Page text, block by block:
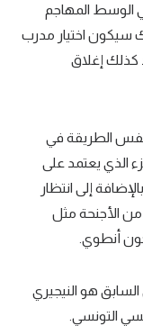
الوسط المهاجم
سيكون اختيار مدرب
كذلك إغلاق
يلعبون بنفس الطريقة في
الذي يعتمد على
إلى انتظار
من الأجنحة مثل
أنطوي.
السابق هو النيجيري
التونسي.